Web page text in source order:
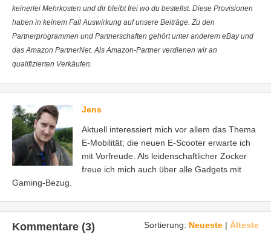
keinerlei Mehrkosten und dir bleibt frei wo du bestellst. Diese Provisionen
haben in keinem Fall Auswirkung auf unsere Beiträge. Zu den
Partnerprogrammen und Partnerschaften gehört unter anderem eBay und
das Amazon PartnerNet. Als Amazon-Partner verdienen wir an
qualifizierten Verkäufen.
Jens
Aktuell interessiert mich vor allem das Thema
E-Mobilität; die neuen E-Scooter erwarte ich
mit Vorfreude. Als leidenschaftlicher Zocker
freue ich mich auch über alle Gadgets mit
Gaming-Bezug.
Sortierung: Neueste | Älteste
Kommentare (3)